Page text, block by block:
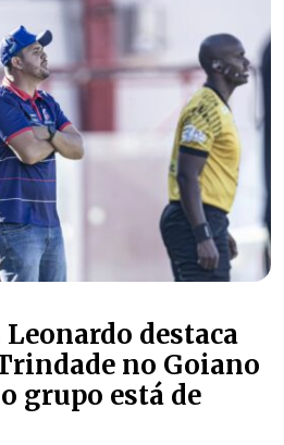
destaca
no Goiano
grupo está de